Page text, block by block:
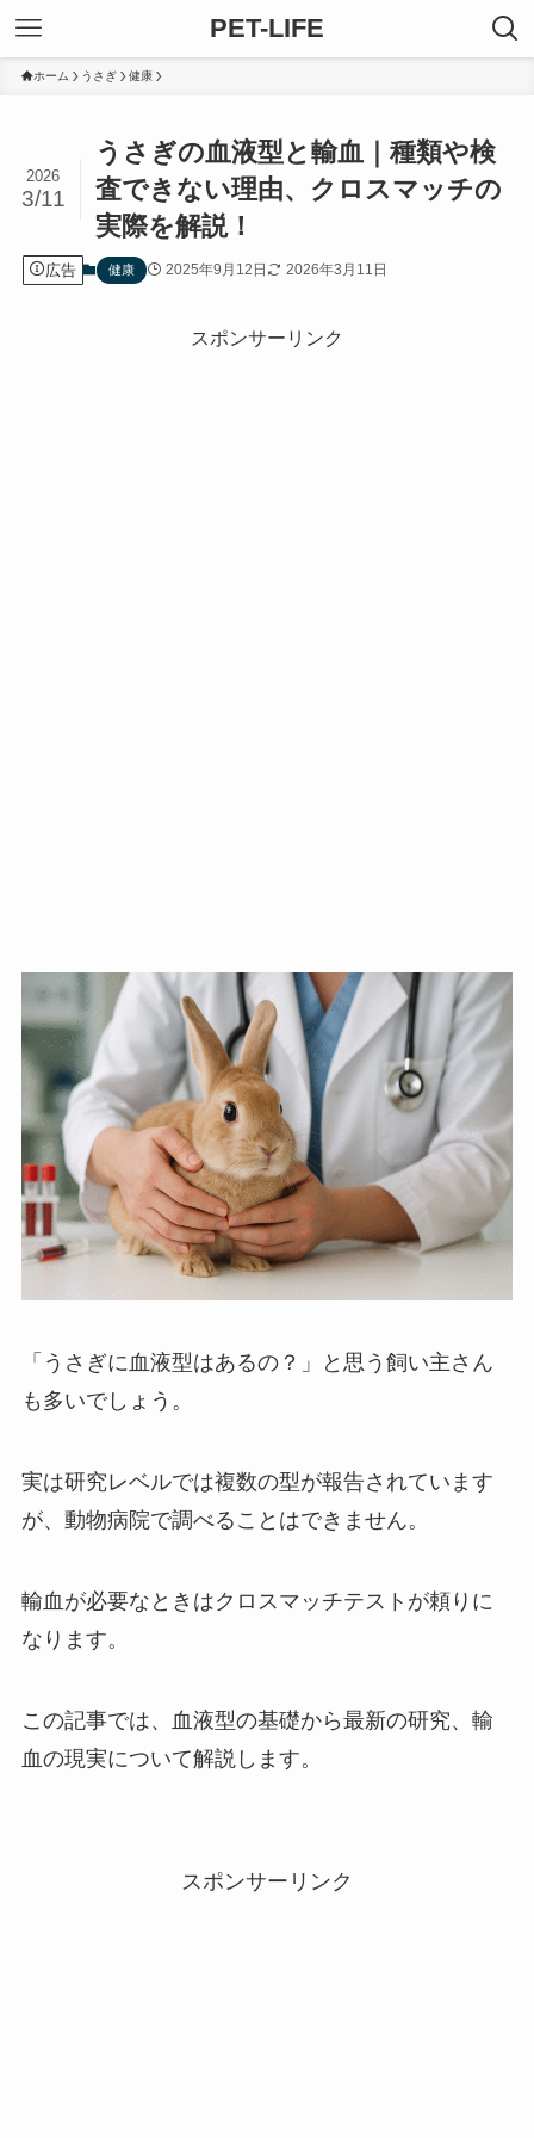
PET-LIFE
ホーム うさぎ 健康
うさぎの血液型と輸血｜種類や検
査できない理由、クロスマッチの
実際を解説！
2026
3/11
広告 健康 2025年9月12日 2026年3月11日
スポンサーリンク
「うさぎに血液型はあるの？」と思う飼い主さん
も多いでしょう。
実は研究レベルでは複数の型が報告されています
が、動物病院で調べることはできません。
輸血が必要なときはクロスマッチテストが頼りに
なります。
この記事では、血液型の基礎から最新の研究、輸
血の現実について解説します。
スポンサーリンク